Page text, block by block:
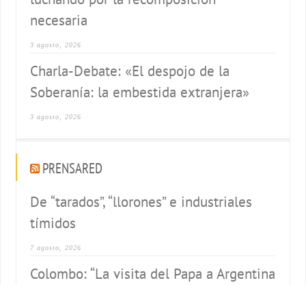
necesaria
3 agosto, 2026
Charla-Debate: «El despojo de la
Soberanía: la embestida extranjera»
3 agosto, 2026
PRENSARED
De “tarados”, “llorones” e industriales
tímidos
7 agosto, 2026
Colombo: “La visita del Papa a Argentina